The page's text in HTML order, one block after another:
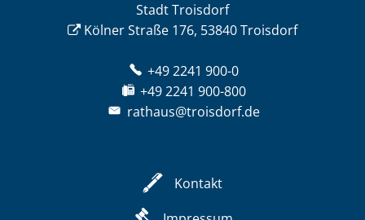
Stadt Troisdorf
Kölner Straße 176, 53840 Troisdorf
+49 2241 900-0
+49 2241 900-800
rathaus@troisdorf.de
Kontakt